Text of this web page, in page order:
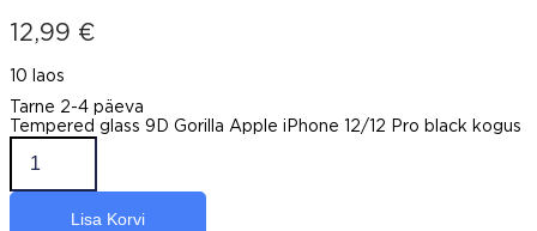
12,99 €
10 laos
Tarne 2-4 päeva
Tempered glass 9D Gorilla Apple iPhone 12/12 Pro black kogus
Lisa Korvi